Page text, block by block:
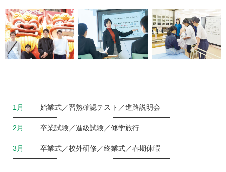
1月 始業式／習熟確認テスト／進路説明会
2月 卒業試験／進級試験／修学旅行
3月 卒業式／校外研修／終業式／春期休暇